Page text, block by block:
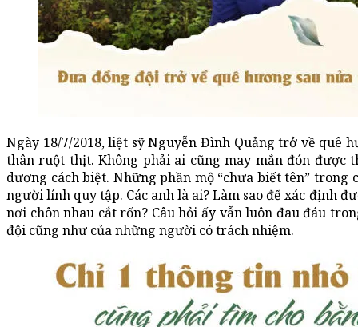
Ngày 18/7/2018, liệt sỹ Nguyễn Đình Quảng trở về quê
thân ruột thịt. Không phải ai cũng may mắn đón được
dương cách biệt. Những phần mộ “chưa biết tên”
người lính quy tập. Các anh là ai? Làm sao để xác định
nơi chôn nhau cắt rốn? Câu hỏi ấy vẫn luôn đau đáu
đội cũng như của những người có trách nhiệm.